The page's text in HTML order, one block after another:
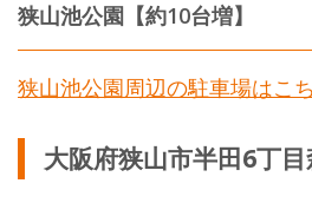
狭山池公園【約10台増】
狭山池公園周辺の駐車場はこ
大阪府狭山市半田6丁